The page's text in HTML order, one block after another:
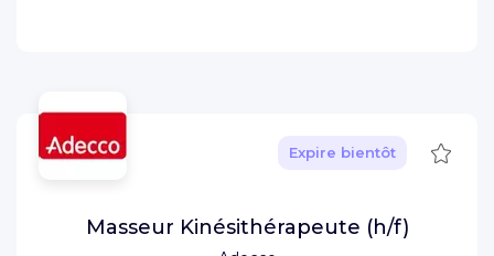
Expire bientôt
Masseur Kinésithérapeute (h/f)